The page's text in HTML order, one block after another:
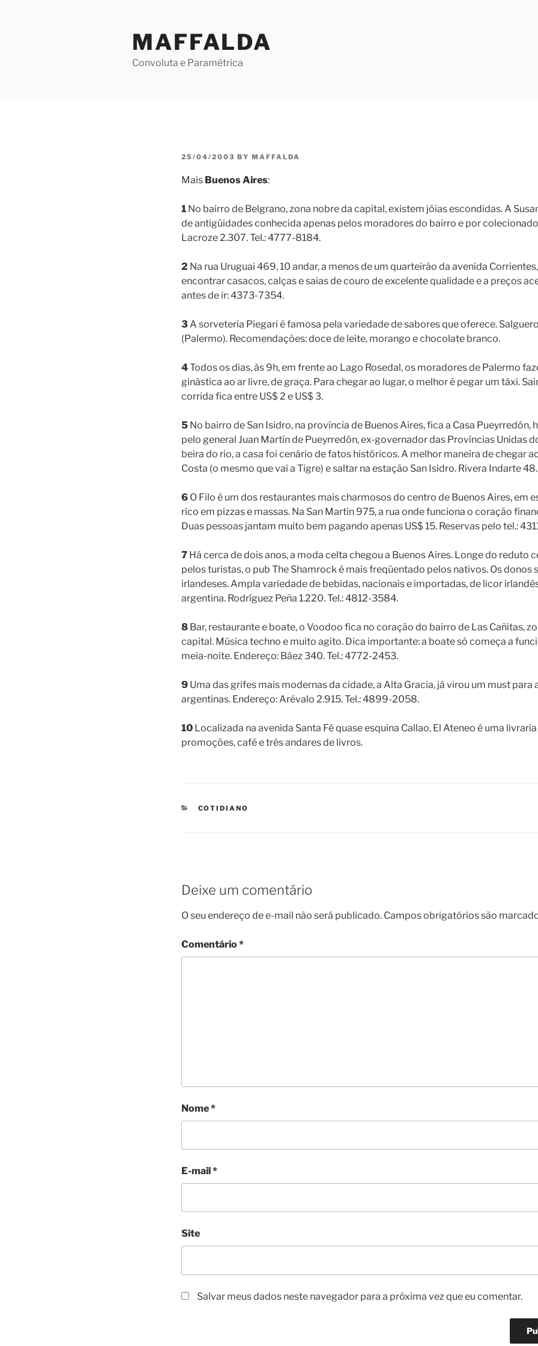
MAFFALDA
Convoluta e Paramétrica
POSTED
25/04/2003 BY MAFFALDA
Mais Buenos Aires:
1 No bairro de Belgrano, zona nobre da capital, existem jóias escondidas. A
de antigüidades conhecida apenas pelos moradores do bairro e por
Lacroze 2.307. Tel.: 4777-8184.
2 Na rua Uruguai 469, 10 andar, a menos de um quarteirão da avenida
encontrar casacos, calças e saias de couro de excelente qualidade e a preços
antes de ir: 4373-7354.
3 A sorveteria Piegari é famosa pela variedade de sabores que oferece.
(Palermo). Recomendações: doce de leite, morango e chocolate branco.
4Todos os dias, às 9h, em frente ao Lago Rosedal, os moradores de Palermo
ginástica ao ar livre, de graça. Para chegar ao lugar, o melhor é pegar um táxi.
corrida fica entre US$ 2 e US$ 3.
5 No bairro de San Isidro, na província de Buenos Aires, fica a Casa Pueyrredón,
pelo general Juan Martín de Pueyrredón, ex-governador das Províncias Unidas
beira do rio, a casa foi cenário de fatos históricos. A melhor maneira de chegar
Costa (o mesmo que vai a Tigre) e saltar na estação San Isidro. Rivera Indarte 48.
6 O Filo é um dos restaurantes mais charmosos do centro de Buenos Aires, em
rico em pizzas e massas. Na San Martin 975, a rua onde funciona o coração
Duas pessoas jantam muito bem pagando apenas US$ 15. Reservas pelo tel.:
7 Há cerca de dois anos, a moda celta chegou a Buenos Aires. Longe do reduto
pelos turistas, o pub The Shamrock é mais freqüentado pelos nativos. Os donos
irlandeses. Ampla variedade de bebidas, nacionais e importadas, de licor
argentina. Rodríguez Peña 1.220. Tel.: 4812-3584.
8 Bar, restaurante e boate, o Voodoo fica no coração do bairro de Las Cañitas,
capital. Música techno e muito agito. Dica importante: a boate só começa a
meia-noite. Endereço: Báez 340. Tel.: 4772-2453.
9 Uma das grifes mais modernas da cidade, a Alta Gracia, já virou um must para
argentinas. Endereço: Arévalo 2.915. Tel.: 4899-2058.
10 Localizada na avenida Santa Fé quase esquina Callao, El Ateneo é uma
promoções, café e três andares de livros.
CATEGORIES
COTIDIANO
Deixe um comentário
O seu endereço de e-mail não será publicado. Campos obrigatórios são
Comentário*
Nome*
E-mail*
Site
Salvar meus dados neste navegador para a próxima vez que eu comentar.